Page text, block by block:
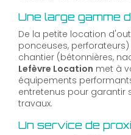
Une large gamme
De la petite location
ponceuses,
chantier (bétonnières,
Lefèvre Location met à
équipements
entretenus pour garantir
travaux.
Un service de